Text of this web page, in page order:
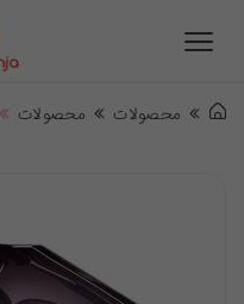
محصولات محصولات